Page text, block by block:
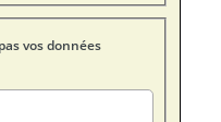
vos données